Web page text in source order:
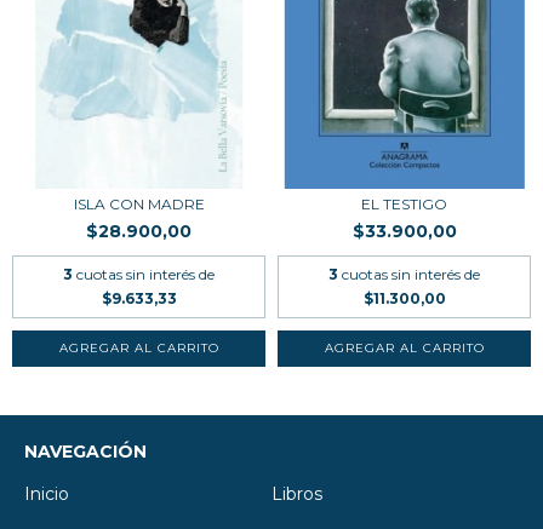
ISLA CON MADRE
$28.900,00
3 cuotas sin interés de
$9.633,33
EL TESTIGO
$33.900,00
3 cuotas sin interés de
$11.300,00
NAVEGACIÓN
Inicio
Libros